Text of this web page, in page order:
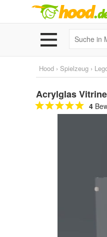
Hood › Spielzeug ›
Acrylglas
4